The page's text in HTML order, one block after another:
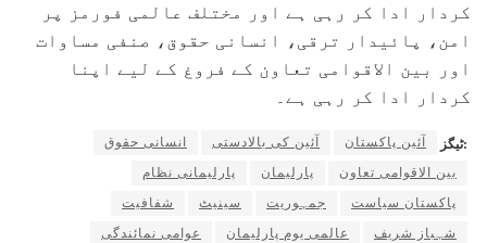
کردار ادا کر رہی ہے اور مختلف عالمی فورمز پر
امن، پائیدار ترقی، انسانی حقوق، صنفی مساوات
اور بین الاقوامی تعاون کے فروغ کے لیے اپنا
کردار ادا کر رہی ہے۔
ٹیگز: آئین پاکستان آئین کی بالادستی
انسانی حقوق
بین الاقوامی تعاون
پارلیمان
پارلیمانی نظام
پاکستان سیاست
جمہوریت سینیٹ
شفافیت
شہباز شریف
عالمی یوم پارلیمان
عوامی نمائندگی